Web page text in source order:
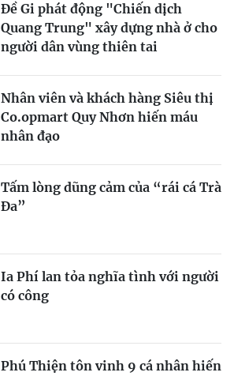
Đề Gi phát động "Chiến dịch
Quang Trung" xây dựng nhà ở cho
người dân vùng thiên tai
Nhân viên và khách hàng Siêu thị
Co.opmart Quy Nhơn hiến máu
nhân đạo
Tấm lòng dũng cảm của “rái cá Trà
Đa”
Ia Phí lan tỏa nghĩa tình với người
có công
Phú Thiện tôn vinh 9 cá nhân hiến